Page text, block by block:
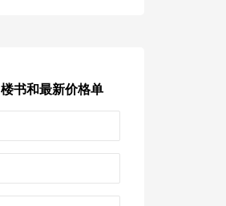
楼书和最新价格单